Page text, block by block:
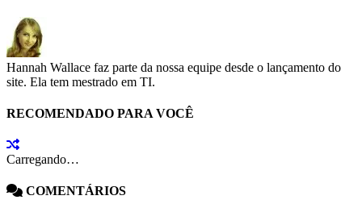
Hannah Wallace faz parte da nossa equipe desde o lançamento do
site. Ela tem mestrado em TI.
RECOMENDADO PARA VOCÊ
Carregando…
COMENTÁRIOS